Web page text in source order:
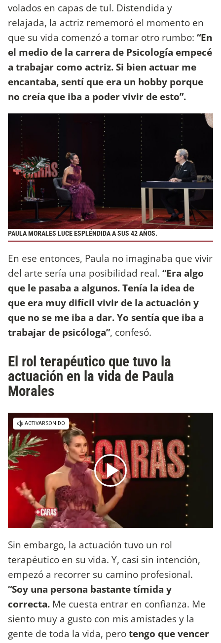
volados en capas de tul. Distendida y
relajada, la actriz rememoró el momento en
que su vida comenzó a tomar otro rumbo: “En
el medio de la carrera de Psicología empecé
a trabajar como actriz. Si bien actuar me
encantaba, sentí que era un hobby porque
no creía que iba a poder vivir de esto”.
PAULA MORALES LUCE ESPLÉNDIDA A SUS 42 AÑOS.
En ese entonces, Paula no imaginaba que vivir
del arte sería una posibilidad real. “Era algo
que le pasaba a algunos. Tenía la idea de
que era muy difícil vivir de la actuación y
que no se me iba a dar. Yo sentía que iba a
trabajar de psicóloga”, confesó.
El rol terapéutico que tuvo la
actuación en la vida de Paula
Morales
Sin embargo, la actuación tuvo un rol
terapéutico en su vida. Y, casi sin intención,
empezó a recorrer su camino profesional.
“Soy una persona bastante tímida y
correcta. Me cuesta entrar en confianza. Me
siento muy a gusto con mis amistades y la
gente de toda la vida, perotengo que vencer